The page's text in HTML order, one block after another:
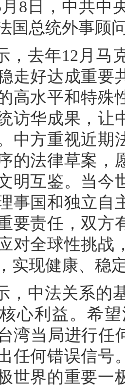
月8日，中共中
国总统外事顾
，去年12月马
走好达成重要
高水平和特殊
访华成果，让
中方重视近期
的法律草案，
明互鉴。当今
事国和独立自
要责任，双方
对全球性挑战
实现健康、稳
，中法关系的
心利益。希
湾当局进行任
任何错误信号
世界的重要一